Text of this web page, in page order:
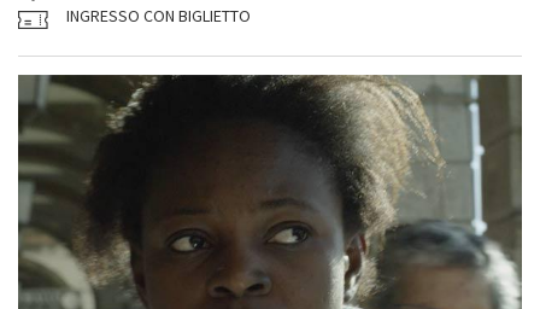
INGRESSO CON BIGLIETTO